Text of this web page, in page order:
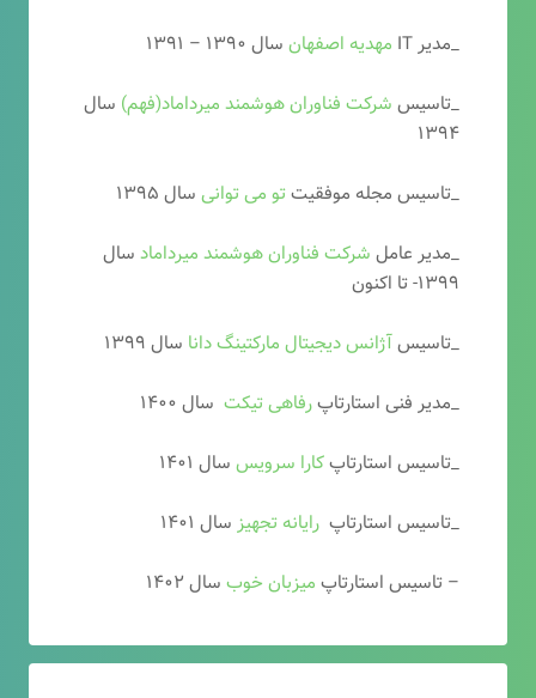
_مدیر IT
مهدیه اصفهان سال ۱۳۹۰ – ۱۳۹۱
_تاسیس شرکت فناوران هوشمند میرداماد(فهم) سال
۱۳۹۴
_تاسیس مجله موفقیتتو می توانی سال ۱۳۹۵
_مدیر عامل شرکت فناوران هوشمند میرداماد سال
۱۳۹۹- تا اکنون
_تاسیسآژانس دیجیتال مارکتینگ دانا سال ۱۳۹۹
_مدیر فنی استارتاپرفاهی تیکت سال ۱۴۰۰
_تاسیس استارتاپکارا سرویس سال ۱۴۰۱
_تاسیس استارتاپ رایانه تجهیز سال ۱۴۰۱
– تاسیس استارتاپ میزبان خوب سال ۱۴۰۲